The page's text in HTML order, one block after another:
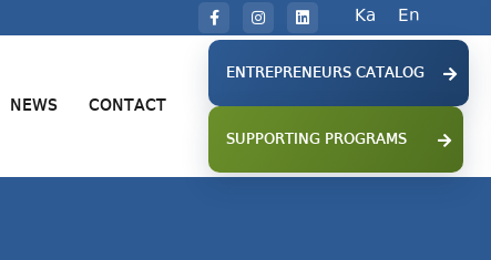
Ka En
NEWS CONTACT
ENTREPRENEURS CATALOG
SUPPORTING PROGRAMS